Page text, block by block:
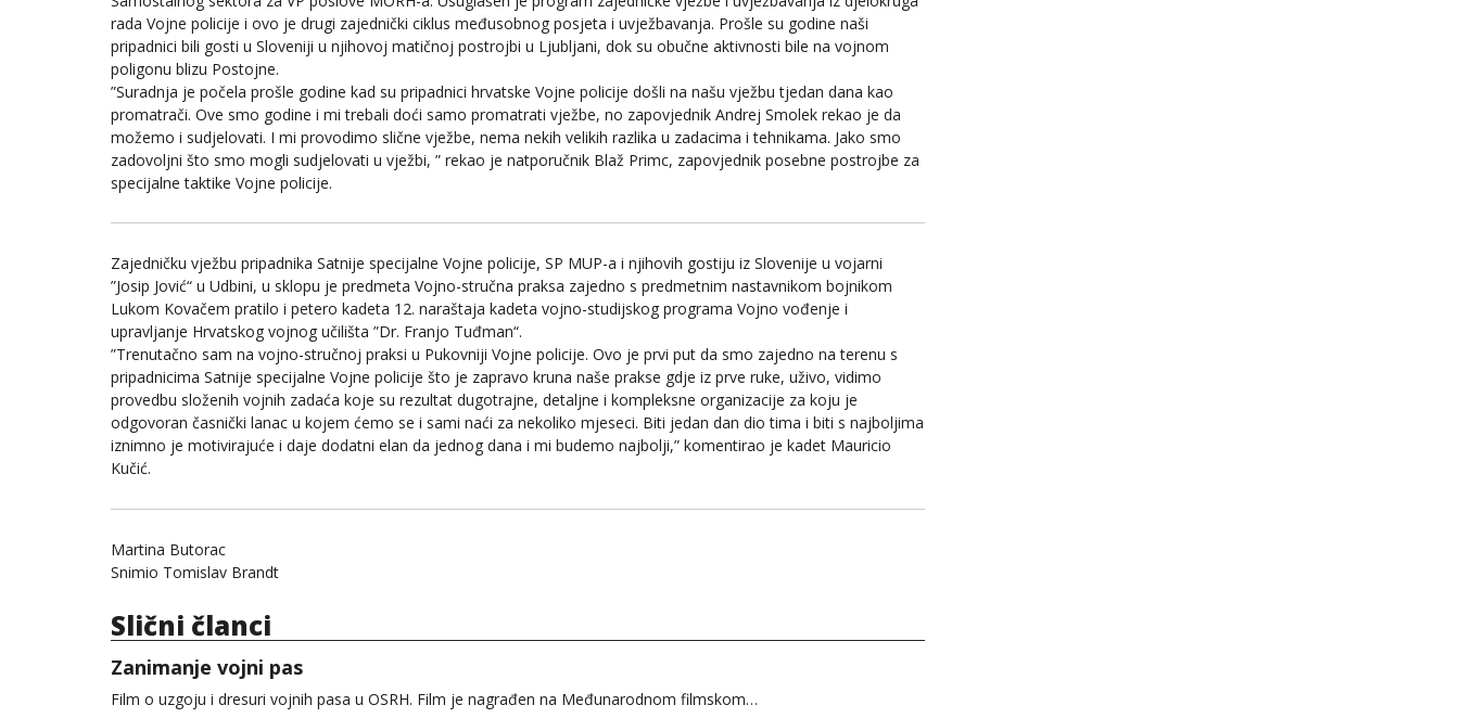
rada Vojne policije i ovo je drugi zajednički ciklus međusobnog posjeta i uvježbavanja. Prošle su godine naši
pripadnici bili gosti u Sloveniji u njihovoj matičnoj postrojbi u Ljubljani, dok su obučne aktivnosti bile na vojnom
poligonu blizu Postojne.
”Suradnja je počela prošle godine kad su pripadnici hrvatske Vojne policije došli na našu vježbu tjedan dana kao
promatrači. Ove smo godine i mi trebali doći samo promatrati vježbe, no zapovjednik Andrej Smolek rekao je da
možemo i sudjelovati. I mi provodimo slične vježbe, nema nekih velikih razlika u zadacima i tehnikama. Jako smo
zadovoljni što smo mogli sudjelovati u vježbi, ” rekao je natporučnik Blaž Primc, zapovjednik posebne postrojbe za
specijalne taktike Vojne policije.
Zajedničku vježbu pripadnika Satnije specijalne Vojne policije, SP MUP-a i njihovih gostiju iz Slovenije u vojarni
”Josip Jović“ u Udbini, u sklopu je predmeta Vojno-stručna praksa zajedno s predmetnim nastavnikom bojnikom
Lukom Kovačem pratilo i petero kadeta 12. naraštaja kadeta vojno-studijskog programa Vojno vođenje i
upravljanje Hrvatskog vojnog učilišta ”Dr. Franjo Tuđman“.
”Trenutačno sam na vojno-stručnoj praksi u Pukovniji Vojne policije. Ovo je prvi put da smo zajedno na terenu s
pripadnicima Satnije specijalne Vojne policije što je zapravo kruna naše prakse gdje iz prve ruke, uživo, vidimo
provedbu složenih vojnih zadaća koje su rezultat dugotrajne, detaljne i kompleksne organizacije za koju je
odgovoran časnički lanac u kojem ćemo se i sami naći za nekoliko mjeseci. Biti jedan dan dio tima i biti s najboljima
iznimno je motivirajuće i daje dodatni elan da jednog dana i mi budemo najbolji,” komentirao je kadet Mauricio
Kučić.
Martina Butorac
Snimio Tomislav Brandt
Slični članci
Zanimanje vojni pas
Film o uzgoju i dresuri vojnih pasa u OSRH. Film je nagrađen na Međunarodnom filmskom…